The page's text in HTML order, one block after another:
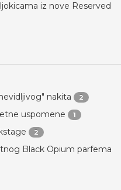
iz nove Reserved
nakita 2
uspomene 1
2
Black Opium parfema